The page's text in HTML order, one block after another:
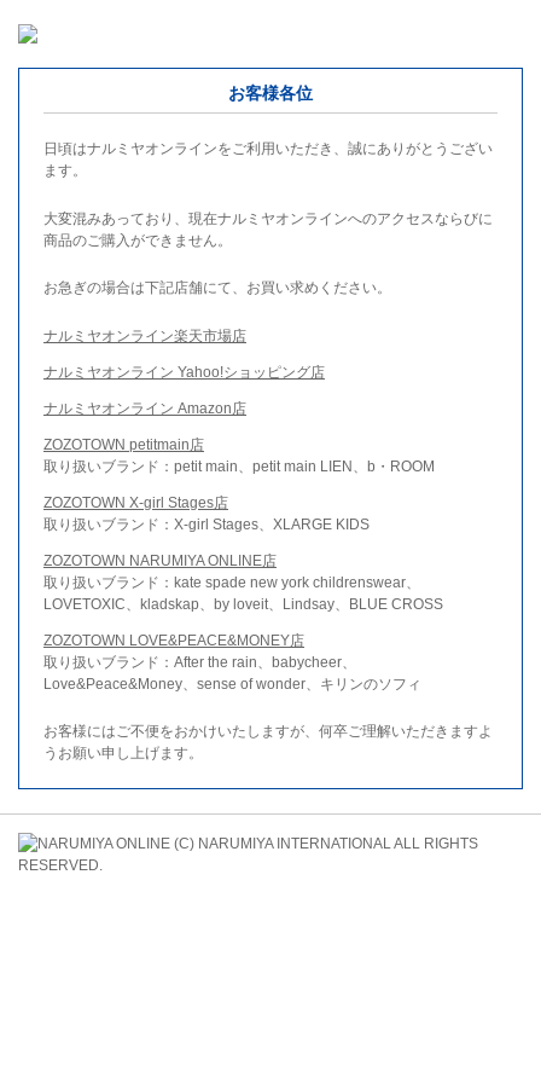
お客様各位
日頃はナルミヤオンラインをご利用いただき、誠にありがとうござい
ます。
大変混みあっており、現在ナルミヤオンラインへのアクセスならびに
商品のご購入ができません。
お急ぎの場合は下記店舗にて、お買い求めください。
ナルミヤオンライン楽天市場店
ナルミヤオンライン Yahoo!ショッピング店
ナルミヤオンライン Amazon店
ZOZOTOWN petitmain店
取り扱いブランド：petit main、petit main LIEN、b・ROOM
ZOZOTOWN X-girl Stages店
取り扱いブランド：X-girl Stages、XLARGE KIDS
ZOZOTOWN NARUMIYA ONLINE店
取り扱いブランド：kate spade new york childrenswear、
LOVETOXIC、kladskap、by loveit、Lindsay、BLUE CROSS
ZOZOTOWN LOVE&PEACE&MONEY店
取り扱いブランド：After the rain、babycheer、
Love&Peace&Money、sense of wonder、キリンのソフィ
お客様にはご不便をおかけいたしますが、何卒ご理解いただきますよ
うお願い申し上げます。